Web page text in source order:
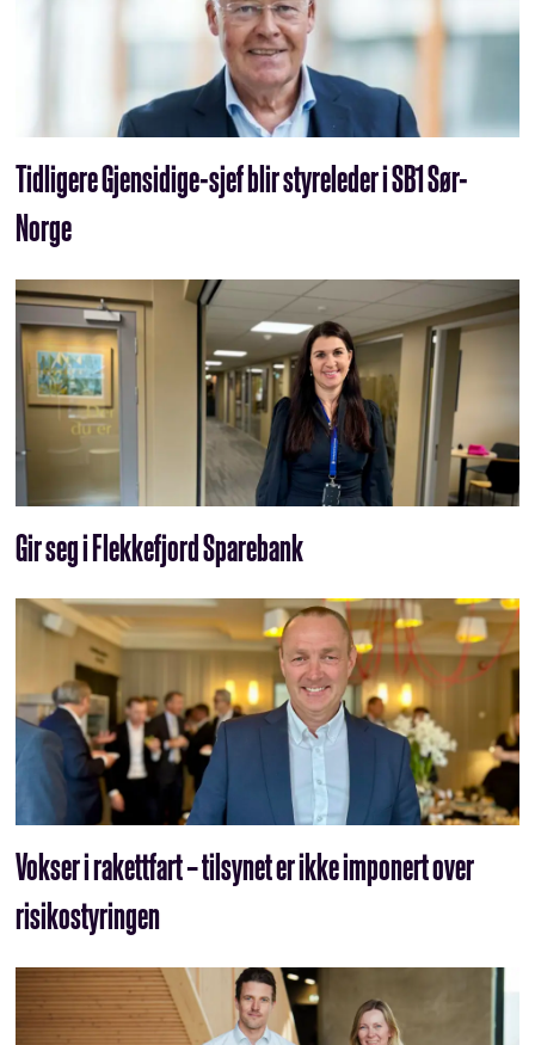
Tidligere Gjensidige-sjef blir styreleder i SB1 Sør-
Norge
Gir seg i Flekkefjord Sparebank
Vokser i rakettfart – tilsynet er ikke imponert over
risikostyringen